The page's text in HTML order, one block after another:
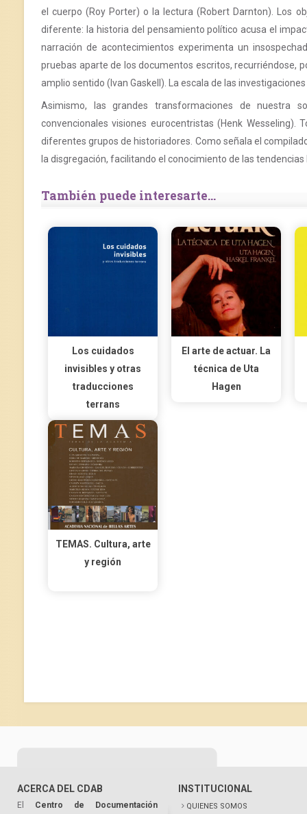
el cuerpo (Roy Porter) o la lectura (Robert Darnton). Los
diferente: la historia del pensamiento político acusa el
narración de acontecimientos experimenta un
pruebas aparte de los documentos escritos, recurriéndose,
amplio sentido (Ivan Gaskell). La escala de las
Asimismo, las grandes transformaciones de nuestra
convencionales visiones eurocentristas (Henk
diferentes grupos de historiadores. Como señala el
la disgregación, facilitando el conocimiento de las
También puede interesarte...
Los cuidados
invisibles y otras
traducciones
terrans
El arte de actuar. La
técnica de Uta
Hagen
TEMAS. Cultura, arte
y región
ACERCA DEL CDAB
El Centro de Documentación
INSTITUCIONAL
QUIENES SOMOS